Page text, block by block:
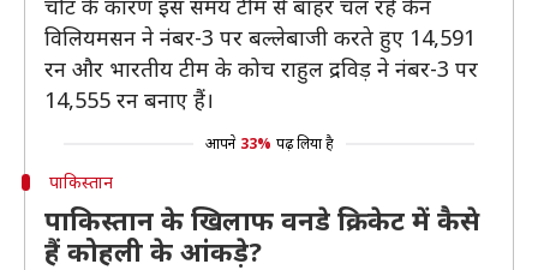
चोट के कारण इस समय टीम से बाहर चल रहे केन
विलियमसन ने नंबर-3 पर बल्लेबाजी करते हुए 14,591
रन और भारतीय टीम के कोच राहुल द्रविड़ ने नंबर-3 पर
14,555 रन बनाए हैं।
आपने 33% पढ़ लिया है
पाकिस्तान
पाकिस्तान के खिलाफ वनडे क्रिकेट में कैसे
हैं कोहली के आंकड़े?